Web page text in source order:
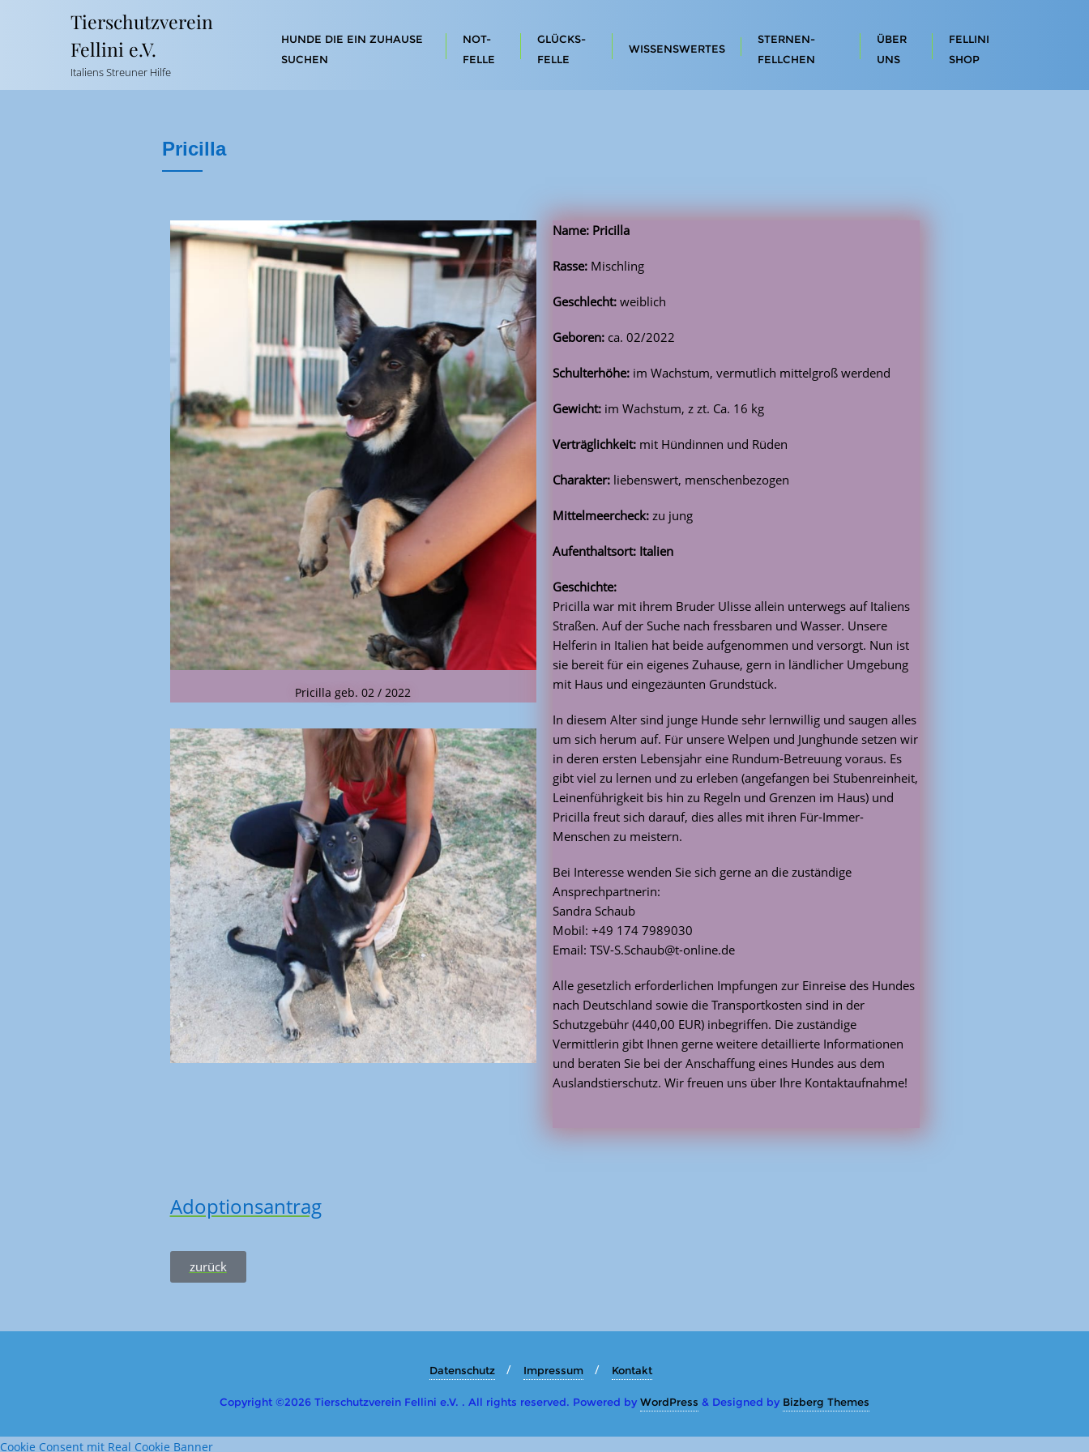
Tierschutzverein
Fellini e.V.
Italiens Streuner Hilfe
HUNDE DIE EIN ZUHAUSE
SUCHEN
NOT-
FELLE
GLÜCKS-
FELLE
WISSENSWERTES
STERNEN-
FELLCHEN
ÜBER
UNS
FELLINI
SHOP
Pricilla
Pricilla geb. 02 / 2022
Name: Pricilla
Rasse: Mischling
Geschlecht: weiblich
Geboren: ca. 02/2022
Schulterhöhe: im Wachstum, vermutlich mittelgroß werdend
Gewicht: im Wachstum, z zt. Ca. 16 kg
Verträglichkeit: mit Hündinnen und Rüden
Charakter: liebenswert, menschenbezogen
Mittelmeercheck: zu jung
Aufenthaltsort: Italien
Geschichte:
Pricilla war mit ihrem Bruder Ulisse allein unterwegs auf Italiens
Straßen. Auf der Suche nach fressbaren und Wasser. Unsere
Helferin in Italien hat beide aufgenommen und versorgt. Nun ist
sie bereit für ein eigenes Zuhause, gern in ländlicher Umgebung
mit Haus und eingezäunten Grundstück.
In diesem Alter sind junge Hunde sehr lernwillig und saugen alles
um sich herum auf. Für unsere Welpen und Junghunde setzen wir
in deren ersten Lebensjahr eine Rundum-Betreuung voraus. Es
gibt viel zu lernen und zu erleben (angefangen bei Stubenreinheit,
Leinenführigkeit bis hin zu Regeln und Grenzen im Haus) und
Pricilla freut sich darauf, dies alles mit ihren Für-Immer-
Menschen zu meistern.
Bei Interesse wenden Sie sich gerne an die zuständige
Ansprechpartnerin:
Sandra Schaub
Mobil: +49 174 7989030
Email: TSV-S.Schaub@t-online.de
Alle gesetzlich erforderlichen Impfungen zur Einreise des Hundes
nach Deutschland sowie die Transportkosten sind in der
Schutzgebühr (440,00 EUR) inbegriffen. Die zuständige
Vermittlerin gibt Ihnen gerne weitere detaillierte Informationen
und beraten Sie bei der Anschaffung eines Hundes aus dem
Auslandstierschutz. Wir freuen uns über Ihre Kontaktaufnahme!
Adoptionsantrag
zurück
Datenschutz Impressum Kontakt
Copyright ©2026 Tierschutzverein Fellini e.V. . All rights reserved. Powered by WordPress & Designed by Bizberg Themes
Cookie Consent mit Real Cookie Banner